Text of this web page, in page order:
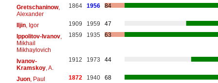
Gretschaninow,
Alexander
1864 1956 84
Iljin, Igor 1909 1959
47
Ippolitov-Ivanov,
Mikhail
Mikhaylovich
1859 1935 63
Ivanov-
Kramskoy, A.
1912 1973 44
Juon, Paul 1872 1940
68